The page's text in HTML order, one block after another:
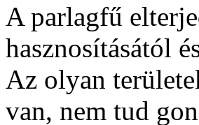
A parlagfű
hasznosításától
Az olyan
van, nem tud